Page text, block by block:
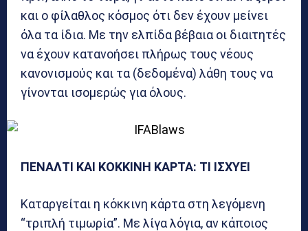
και ο φίλαθλος κόσμος ότι δεν έχουν μείνει
όλα τα ίδια. Με την ελπίδα βέβαια οι διαιτητές
να έχουν κατανοήσει πλήρως τους νέους
κανονισμούς και τα (δεδομένα) λάθη τους να
γίνονται ισομερώς για όλους.
ΠΕΝΑΛΤΙ ΚΑΙ ΚΟΚΚΙΝΗ ΚΑΡΤΑ: ΤΙ ΙΣΧΥΕΙ
Καταργείται η κόκκινη κάρτα στη λεγόμενη
“τριπλή τιμωρία”. Με λίγα λόγια, αν κάποιος